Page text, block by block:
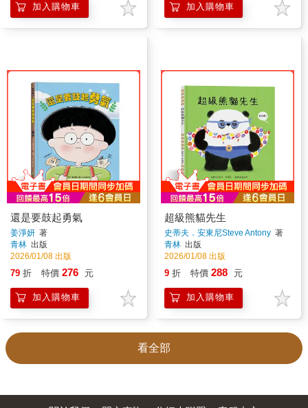
加入購物車 加入購物車
還是要鼓起勇氣
姜淨妍 著
青林 出版
2026/01/08 出版
79 折 特價 276 元
加入購物車
超級熊貓先生
史蒂夫．安東尼Steve Antony 著
青林 出版
2026/01/08 出版
9 折 特價 288 元
加入購物車
看全部